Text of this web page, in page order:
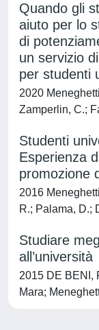
Quando gli
aiuto per lo
di
un servizio
per studenti
2020
Zamperlin, C.;
Studenti
Esperienza
promozione
2016
R.; Palama, D.;
Studiare
all’università
2015 DE BENI,
Mara;